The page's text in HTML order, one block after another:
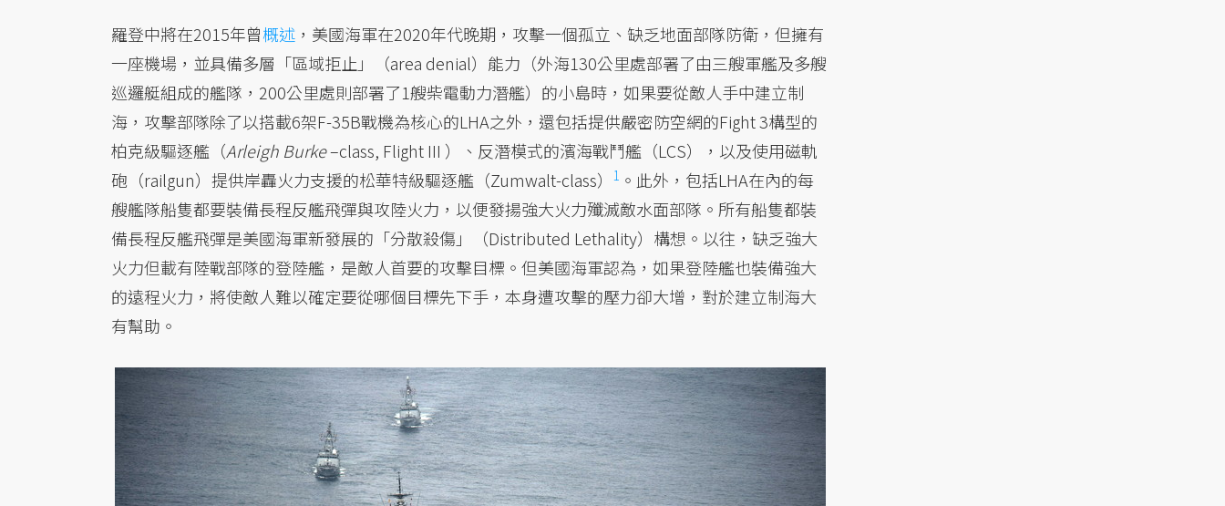
羅登中將在2015年曾概述 ，美國海軍在2020年代晚期，攻擊一個孤立、缺乏地面部隊防衛，但擁有
一座機場，並具備多層「區域拒止」（area denial）能力（外海130公里處部署了由三艘軍艦及多艘
巡邏艇組成的艦隊，200公里處則部署了1艘柴電動力潛艦）的小島時，如果要從敵人手中建立制
海，攻擊部隊除了以搭載6架F-35B戰機為核心的LHA之外，還包括提供嚴密防空網的Fight 3構型的
柏克級驅逐艦（Arleigh Burke–class, Flight III ）、反潛模式的濱海戰鬥艦（LCS），以及使用磁軌
砲（railgun）提供岸轟火力支援的松華特級驅逐艦（Zumwalt-class）
1 。此外，包括LHA在內的每
艘艦隊船隻都要裝備長程反艦飛彈與攻陸火力，以便發揚強大火力殲滅敵水面部隊。所有船隻都裝
備長程反艦飛彈是美國海軍新發展的「分散殺傷」（Distributed Lethality）構想。以往，缺乏強大
火力但載有陸戰部隊的登陸艦，是敵人首要的攻擊目標。但美國海軍認為，如果登陸艦也裝備強大
的遠程火力，將使敵人難以確定要從哪個目標先下手，本身遭攻擊的壓力卻大增，對於建立制海大
有幫助。